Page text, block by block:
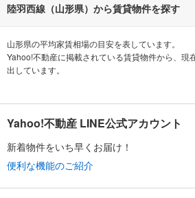
陸羽西線 （山形県）から賃貸物件を探す
山形県の平均家賃相場の目安を表しています。
Yahoo!不動産に掲載されている賃貸物件から、現
出しています。
Yahoo!不動産 LINE公式アカウント
新着物件をいち早くお届け！
便利な機能のご紹介